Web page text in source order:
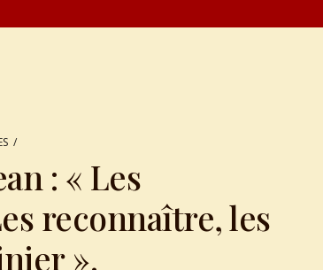
/
: « Les
reconnaître, les
».